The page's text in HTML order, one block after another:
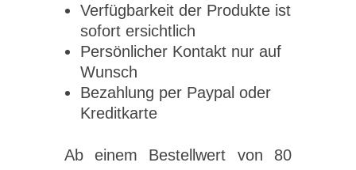
Verfügbarkeit der Produkte ist
sofort ersichtlich
Persönlicher Kontakt nur auf
Wunsch
Bezahlung per Paypal oder
Kreditkarte
Ab einem Bestellwert von 80